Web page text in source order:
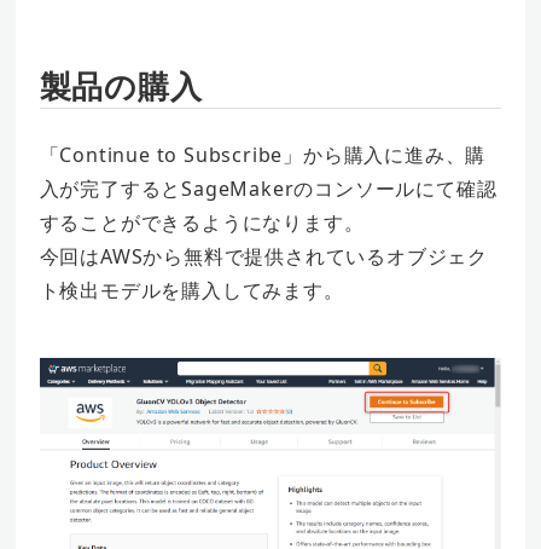
製品の購入
「Continue to Subscribe」から購入に進み、購
入が完了するとSageMakerのコンソールにて確認
することができるようになります。
今回はAWSから無料で提供されているオブジェク
ト検出モデルを購入してみます。